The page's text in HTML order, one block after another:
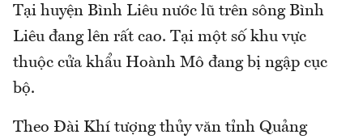
Tại huyện Bình Liêu nước lũ trên sông Bình
Liêu đang lên rất cao. Tại một số khu vực
thuộc cửa khẩu Hoành Mô đang bị ngập cục
bộ.
Theo Đài Khí tượng thủy văn tỉnh Quảng